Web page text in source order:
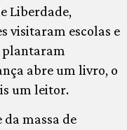
Liberdade,
visitaram escolas e
plantaram
abre um livro, o
um leitor.
da massa de